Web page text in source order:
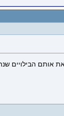
אותם הבילויים